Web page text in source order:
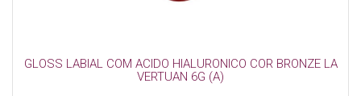
GLOSS LABIAL COM ACIDO HIALURONICO COR BRONZE LA
VERTUAN 6G (A)